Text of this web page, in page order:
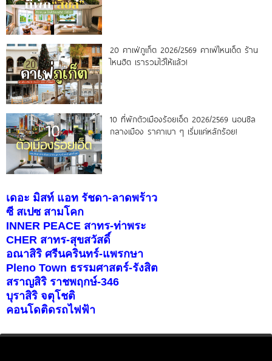
20 คาเฟ่ภูเก็ต 2026/2569 คาเฟ่ไหนเด็ด ร้าน
ไหนฮิต เรารวมไว้ให้แล้ว!
10 ที่พักตัวเมืองร้อยเอ็ด 2026/2569 นอนชิล
กลางเมือง ราคาเบา ๆ เริ่มแค่หลักร้อย!
เดอะ มิสท์ แอท รัชดา-ลาดพร้าว
ซี สเปซ สามโคก
INNER PEACE สาทร-ท่าพระ
CHER สาทร-สุขสวัสดิ์
อณาสิริ ศรีนครินทร์-แพรกษา
Pleno Town ธรรมศาสตร์-รังสิต
สราญสิริ ราชพฤกษ์-346
บุราสิริ จตุโชติ
คอนโดติดรถไฟฟ้า